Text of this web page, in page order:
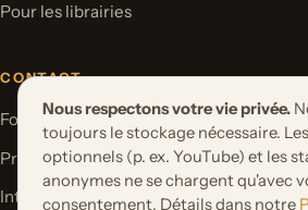
Pour les librairies
CONTACT
Formulaire de contact
Proposer un projet de livre
International Rights
Nous respectons votre vie privée.
toujours le stockage nécessaire.
optionnels (p. ex. YouTube) et les
anonymes ne se chargent qu'avec
consentement. Détails dans notre